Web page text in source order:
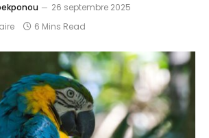
26 septembre 2025
6 Mins Read